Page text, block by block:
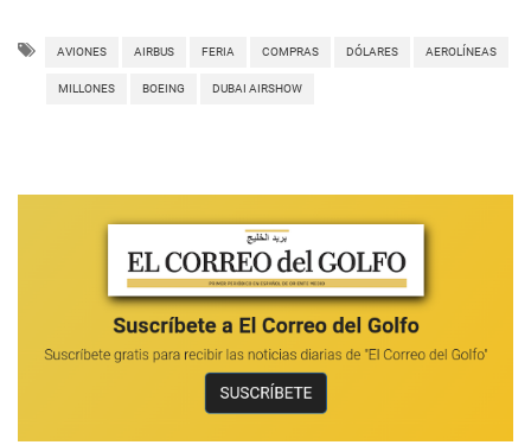
AVIONES AIRBUS FERIA COMPRAS DÓLARES AEROLÍNEAS
MILLONES BOEING DUBAI AIRSHOW